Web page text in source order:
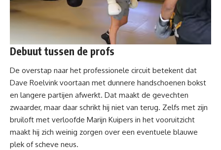
Debuut tussen de profs
De overstap naar het professionele circuit betekent dat
Dave Roelvink voortaan met dunnere handschoenen bokst
en langere partijen afwerkt. Dat maakt de gevechten
zwaarder, maar daar schrikt hij niet van terug. Zelfs met zijn
bruiloft met verloofde Marijn Kuipers in het vooruitzicht
maakt hij zich weinig zorgen over een eventuele blauwe
plek of scheve neus.